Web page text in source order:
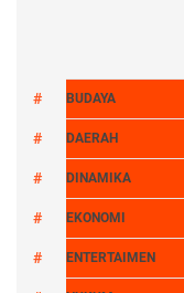
BUDAYA
DAERAH
DINAMIKA
EKONOMI
ENTERTAIMEN